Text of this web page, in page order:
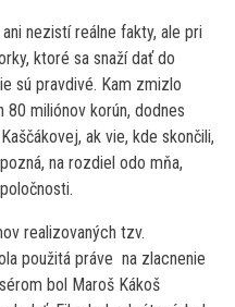
nezistí reálne fakty, ale pri
ktoré sa snaží dať do
sú pravdivé. Kam zmizlo
80 miliónov korún, dodnes
ak vie, kde skončili,
na rozdiel odo mňa,
realizovaných tzv.
použitá práve na zlacnenie
bol Maroš Kákoš